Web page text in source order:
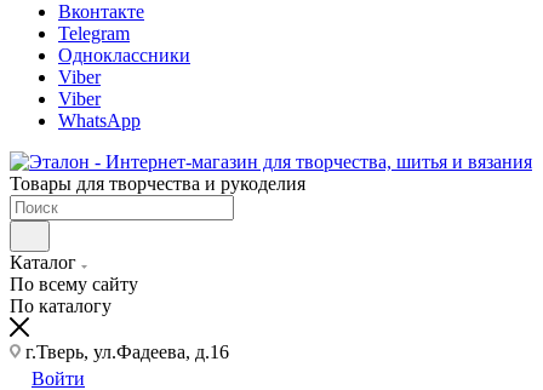
Вконтакте
Telegram
Одноклассники
Viber
Viber
WhatsApp
Товары для творчества и рукоделия
Каталог
По всему сайту
По каталогу
г.Тверь, ул.Фадеева, д.16
Войти